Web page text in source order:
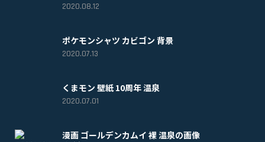
2020.08.12
ポケモンシャツ カビゴン 背景
2020.07.13
くまモン 壁紙 10周年 温泉
2020.07.01
漫画 ゴールデンカムイ 裸 温泉の画像